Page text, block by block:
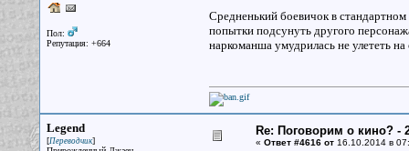
Пол:
Репутация: +664
Средненький боевичок в стандартном
попытки подсунуть другого
наркоманша умудрилась не улететь
Legend
[Переводчик]
Re: Поговорим о кино? -
« Ответ #4616 от16.10.2014 в